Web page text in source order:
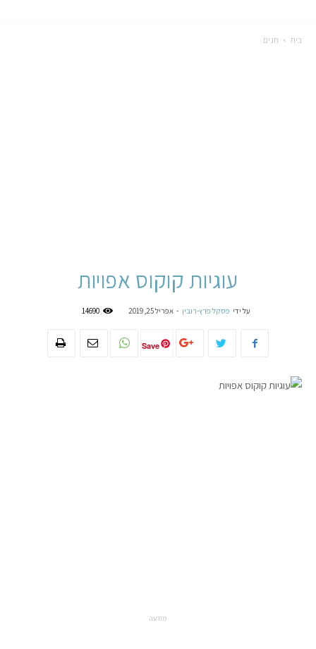
בית חגים
עוגיות קוקוס אפויות
על ידי פסקל פרץ-רובין - אפריל 25, 2019 14690
Save
מודעה